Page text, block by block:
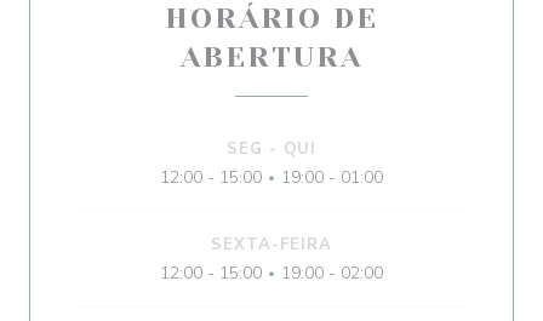
HORÁRIO DE
ABERTURA
SEG - QUI
12:00 - 15:00 • 19:00 - 01:00
SEXTA-FEIRA
12:00 - 15:00 • 19:00 - 02:00